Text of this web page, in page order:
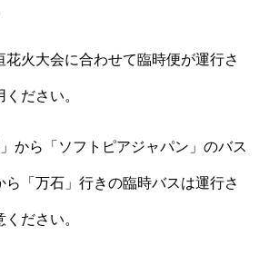
火大会に合わせて臨時便が運行さ
ださい。
から「ソフトピアジャパン」のバス
ら「万石」行きの臨時バスは運行さ
ださい。